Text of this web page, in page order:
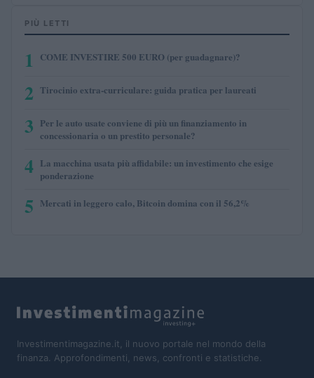
PIÙ LETTI
1 COME INVESTIRE 500 EURO (per guadagnare)?
2 Tirocinio extra-curriculare: guida pratica per laureati
3 Per le auto usate conviene di più un finanziamento in
concessionaria o un prestito personale?
4 La macchina usata più affidabile: un investimento che esige
ponderazione
5 Mercati in leggero calo, Bitcoin domina con il 56,2%
Investimentimagazine.it, il nuovo portale nel mondo della
finanza. Approfondimenti, news, confronti e statistiche.